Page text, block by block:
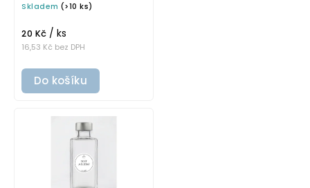
samolepka na
Skladem (>10 ks)
16,53 Kč bez DPH
20 Kč / ks
Do košíku